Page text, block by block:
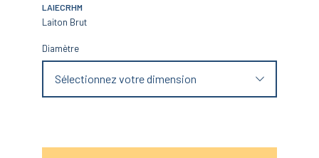
LAIECRHM
Laiton Brut
Diamètre
Sélectionnez votre dimension